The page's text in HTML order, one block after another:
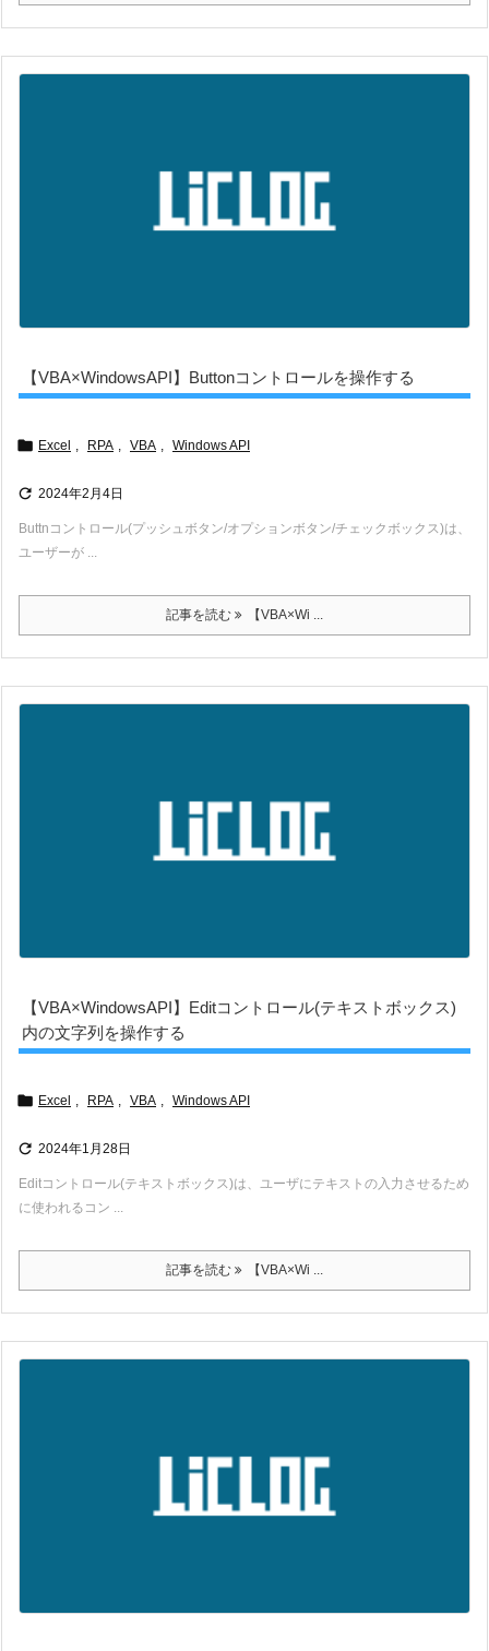
【VBA×WindowsAPI】Buttonコントロールを操作する
 Excel , RPA , VBA , Windows API
 2024年2月4日
Buttnコントロール(プッシュボタン/オプションボタン/チェックボックス)は、
ユーザーが ...
記事を読む 【VBA×Wi ...
【VBA×WindowsAPI】Editコントロール(テキストボックス)
内の文字列を操作する
 Excel , RPA , VBA , Windows API
 2024年1月28日
Editコントロール(テキストボックス)は、ユーザにテキストの入力させるため
に使われるコン ...
記事を読む 【VBA×Wi ...